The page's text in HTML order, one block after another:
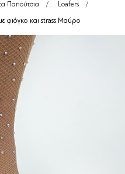
Παπούτσια / Loafers /
φιόγκο και strass Μαύρο